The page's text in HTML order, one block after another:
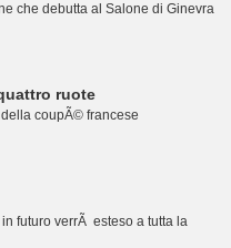
che debutta al Salone di Ginevra
ruote
coupÃ© francese
futuro verrÃ esteso a tutta la